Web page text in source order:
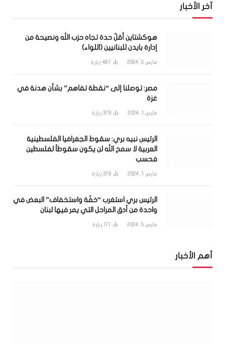
آخر الأخبار
هوكشتاين أقلّ حدة تجاه حزب الله ونصيحة من
إدارة بايدن للبنانيين (اللواء)
مارس 5, 2024 487 زيارة
مصر: توصلنا إلى “نقطة تفاهم” بشأن هدنة في
غزة
مارس 1, 2024 379 زيارة
الرئيس نبيه بري: سقوط الجغرافيا الفلسطينية
العربية لا سمح الله لن يكون سقوطاً لفلسطين
فحسب
مارس 1, 2024 378 زيارة
الرئيس بري استغرب “خفّة واستخفاف” البعض في
واحدة من أدق المراحل التي يمر فيها لبنان
مارس 5, 2024 171 زيارة
أهم الأخبار